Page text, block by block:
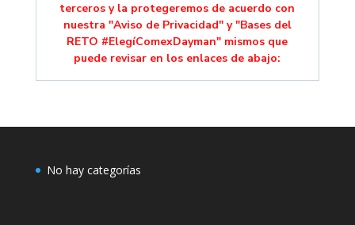
terceros y la protegeremos de acuerdo con
nuestra "Aviso de Privacidad" y "Bases del
RETO #ElegíComexDayman" mismos que
puede revisar en los enlaces de abajo:
No hay categorías